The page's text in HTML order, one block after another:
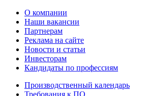
О компании
Наши вакансии
Партнерам
Реклама на сайте
Новости и статьи
Инвесторам
Кандидаты по профессиям
Производственный календарь
Требования к ПО